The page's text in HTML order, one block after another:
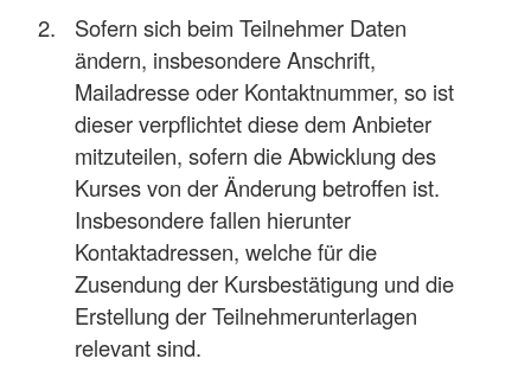
Sofern sich beim Teilnehmer Daten
ändern, insbesondere Anschrift,
Mailadresse oder Kontaktnummer, so ist
dieser verpflichtet diese dem Anbieter
mitzuteilen, sofern die Abwicklung des
Kurses von der Änderung betroffen ist.
Insbesondere fallen hierunter
Kontaktadressen, welche für die
Zusendung der Kursbestätigung und die
Erstellung der Teilnehmerunterlagen
relevant sind.